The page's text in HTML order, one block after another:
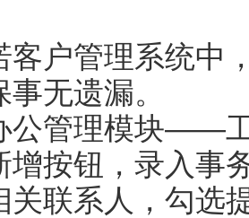
管理系统中，
无遗漏。
管理模块——工
钮，录入事务
关联系人，勾选